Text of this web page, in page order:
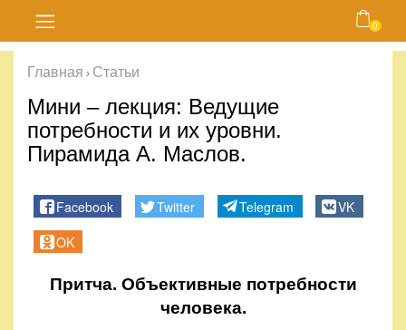
Блог
Курсы
Магазин
Карта
0
Главная › Статьи
Мини – лекция: Ведущие
потребности и их уровни.
Пирамида А. Маслов.
Facebook Twitter Telegram
VK
OK
Притча. Объективные потребности
человека.